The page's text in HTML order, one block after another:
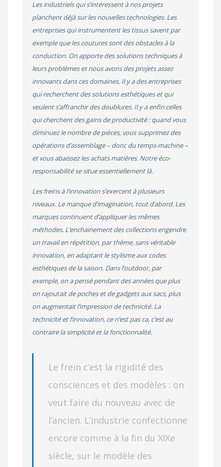
Les industriels qui s’intéressent à nos projets
planchent déjà sur les nouvelles technologies. Les
entreprises qui instrumentent les tissus savent par
exemple que les coutures sont des obstacles à la
conduction. On apporte des solutions techniques à
leurs problèmes et nous avons des projets assez
innovants dans ces domaines. Il y a des entreprises
qui recherchent des solutions esthétiques et qui
veulent s’affranchir des doublures. Il y a enfin celles
qui cherchent des gains de productivité : quand vous
diminuez le nombre de pièces, vous supprimez des
opérations d’assemblage – donc du temps-machine –
et vous abaissez les achats matières. Notre éco-
responsabilité se situe essentiellement là.
Les freins à l’innovation s’exercent à plusieurs
niveaux. Le manque d’imagination, tout d’abord. Les
marques continuent d’appliquer les mêmes
méthodes. L’enchainement des collections engendre
un travail en répétition, par thème, sans véritable
innovation, en adaptant le stylisme aux codes
esthétiques de la saison. Dans l’outdoor, par
exemple, on a pensé pendant des années que plus
on rajoutait de poches et de gadgets aux sacs, plus
on augmentait l’impression de technicité. La
technicité et l’innovation, ce n’est pas ca, c’est au
contraire la simplicité et la fonctionnalité.
Le frein c’est la rigidité des
consciences et des modèles : on
veut faire du nouveau avec de
l’ancien. L’industrie confectionne
encore comme à la fin du XIXe
siècle, sur le modèle des